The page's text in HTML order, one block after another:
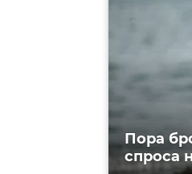
Пора
спроса